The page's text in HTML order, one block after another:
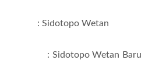
Wetan
Wetan Baru